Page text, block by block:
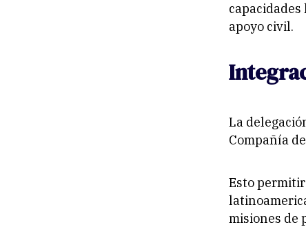
apoyo civil.
La
Compañía
Esto
misiones de